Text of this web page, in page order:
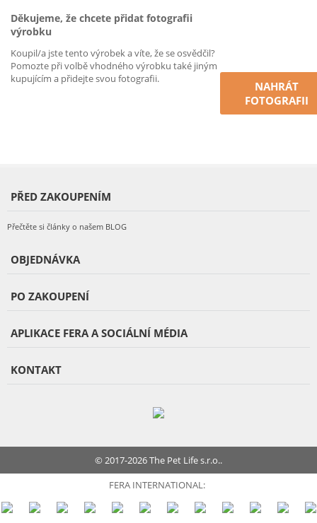
Děkujeme, že chcete přidat fotografii
výrobku
Koupil/a jste tento výrobek a víte, že se osvědčil?
Pomozte při volbě vhodného výrobku také jiným
kupujícím a přidejte svou fotografii.
NAHRÁT
FOTOGRAFII
PŘED ZAKOUPENÍM
Přečtěte si články o našem BLOG
OBJEDNÁVKA
PO ZAKOUPENÍ
APLIKACE FERA A SOCIÁLNÍ MÉDIA
KONTAKT
© 2017-2026 The Pet Life s.r.o..
FERA INTERNATIONAL: